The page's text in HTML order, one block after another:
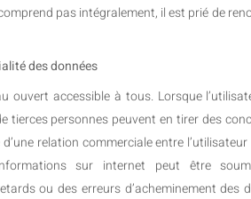
pas intégralement, il est prié de
des données
ouvert accessible à tous. Lorsque
tierces personnes peuvent en tirer des
relation commerciale entre l’utilisateur
sur internet peut être
ou des erreurs d’acheminement des